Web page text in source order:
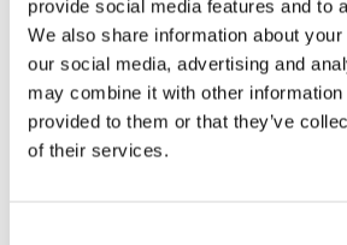
provide social media features and to
We also share information about
our social media, advertising and
may combine it with other information
provided to them or that they’ve
of their services.
Estados Unidos